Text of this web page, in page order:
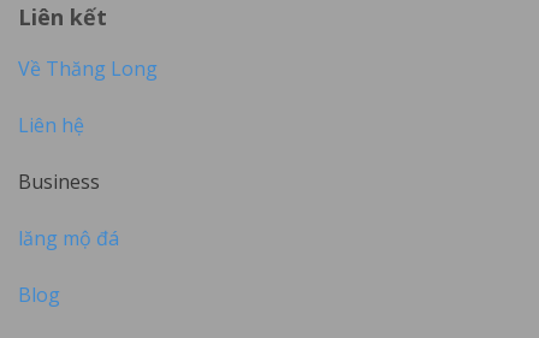
Liên kết
Về Thăng Long
Liên hệ
Business
lăng mộ đá
Blog